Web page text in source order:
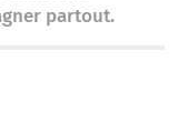
partout.